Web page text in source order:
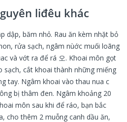
liđêu khác
dập, băm nhỏ. Rau ăn kèm nhặt bỏ
rửa sạch, ngâm nùớc muối loãng
và vớt ra để rá 오. Khoai môn gọt
sạch, cắt khoai thành những miếng
tay. Ngâm khoai vào thau nua c
bị thâm đen. Ngâm khoảng 20
môn sau khi để ráo, bạn bắc
cho thêm 2 muỗng canh dầu ăn,